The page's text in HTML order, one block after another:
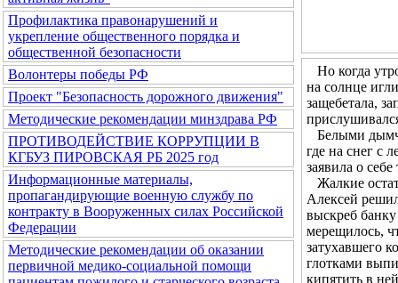
Профилактика правонарушений и
укрепление общественного порядка и
общественной безопасности
Волонтеры победы РФ
Проект "Безопасность дорожного движения"
Методические рекомендации минздрава РФ
ПРОТИВОДЕЙСТВИЕ КОРРУПЦИИ В
КГБУЗ ПИРОВСКАЯ РБ 2025 год
Информационные материалы,
пропагандирующие военную службу по
контракту в Вооруженных силах Российской
Федерации
Методические рекомендации об оказании
первичной медико-социальной помощи
Но когда
на солнце
защебетала,
Белыми
где на снег с
заявила о
Жалкие
Алексей
выскреб
мерещилось,
затухавшего
глотками
кипятить в